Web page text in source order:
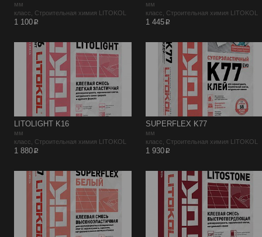
мм
класс, Строительная химия LITOKOL
1 100p
мм
класс, Строительная химия LITOKOL
1 445p
LITOLIGHT K16
мм
класс, Строительная химия LITOKOL
1 880p
SUPERFLEX K77
мм
класс, Строительная химия LITOKOL
1 930p